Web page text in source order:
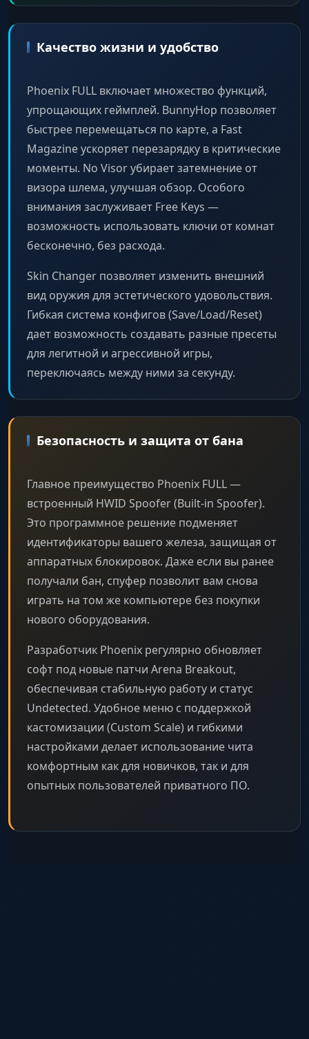
Качество жизни и удобство
Phoenix FULL включает множество функций,
упрощающих геймплей. BunnyHop позволяет
быстрее перемещаться по карте, а Fast
Magazine ускоряет перезарядку в критические
моменты. No Visor убирает затемнение от
визора шлема, улучшая обзор. Особого
внимания заслуживает Free Keys —
возможность использовать ключи от комнат
бесконечно, без расхода.
Skin Changer позволяет изменить внешний
вид оружия для эстетического удовольствия.
Гибкая система конфигов (Save/Load/Reset)
дает возможность создавать разные пресеты
для легитной и агрессивной игры,
переключаясь между ними за секунду.
Безопасность и защита от бана
Главное преимущество Phoenix FULL —
встроенный HWID Spoofer (Built-in Spoofer).
Это программное решение подменяет
идентификаторы вашего железа, защищая от
аппаратных блокировок. Даже если вы ранее
получали бан, спуфер позволит вам снова
играть на том же компьютере без покупки
нового оборудования.
Разработчик Phoenix регулярно обновляет
софт под новые патчи Arena Breakout,
обеспечивая стабильную работу и статус
Undetected. Удобное меню с поддержкой
кастомизации (Custom Scale) и гибкими
настройками делает использование чита
комфортным как для новичков, так и для
опытных пользователей приватного ПО.